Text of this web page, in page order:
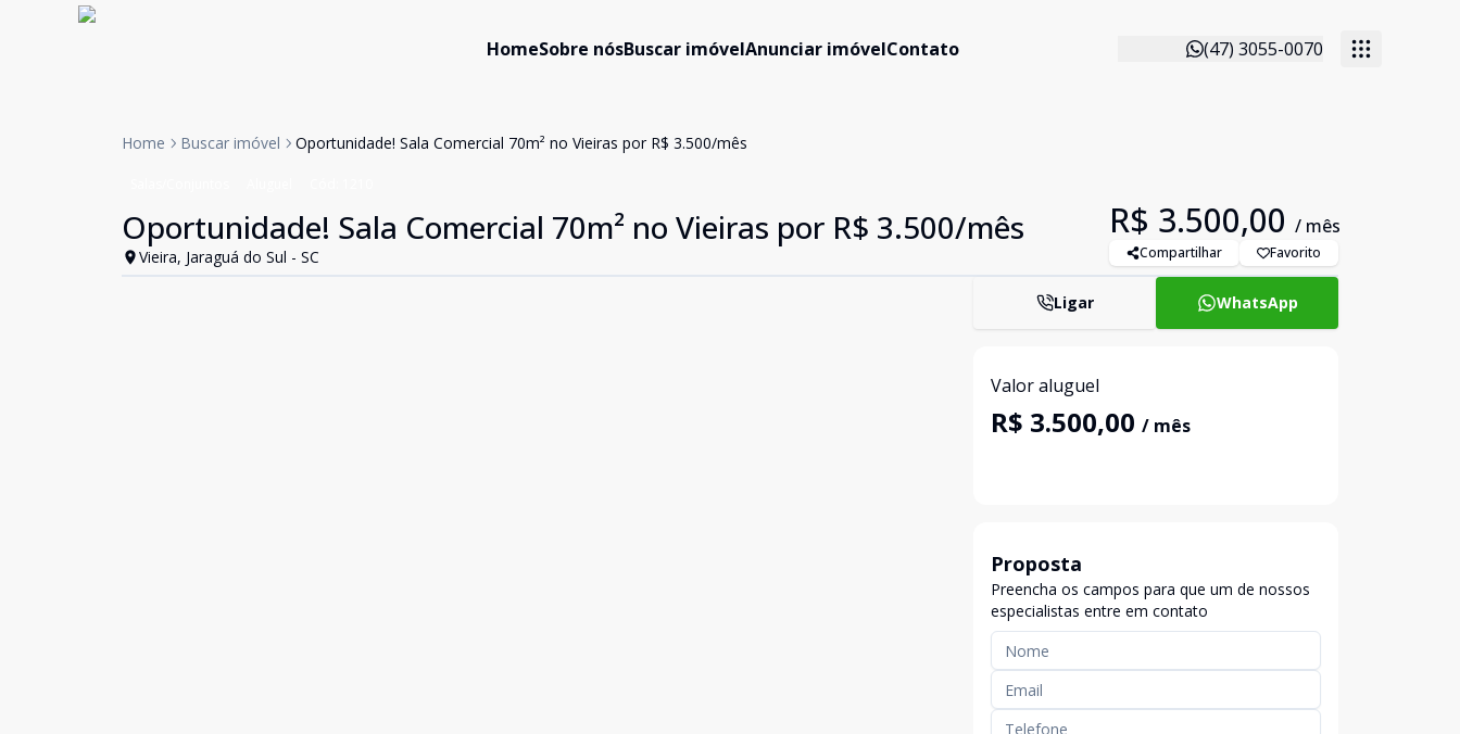
HomeSobre nósBuscar imóvelAnunciar imóvelContato (47) 3055-0070
Home Buscar imóvel Oportunidade! Sala Comercial 70m² no Vieiras por R$ 3.500/mês
Oportunidade! Sala Comercial 70m² no Vieiras por R$ 3.500/mês
Vieira, Jaraguá do Sul - SC
R$ 3.500,00 / mês
Compartilhar Favorito
Ligar WhatsApp
Valor aluguel
R$ 3.500,00 / mês
Proposta
Preencha os campos para que um de nossos
especialistas entre em contato